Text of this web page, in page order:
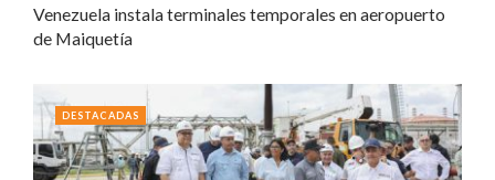
Venezuela instala terminales temporales en aeropuerto
de Maiquetía
DESTACADAS